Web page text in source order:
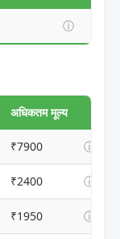
ⓘ
अधिकतम मूल्य
₹7900 ⓘ
₹2400 ⓘ
₹1950 ⓘ